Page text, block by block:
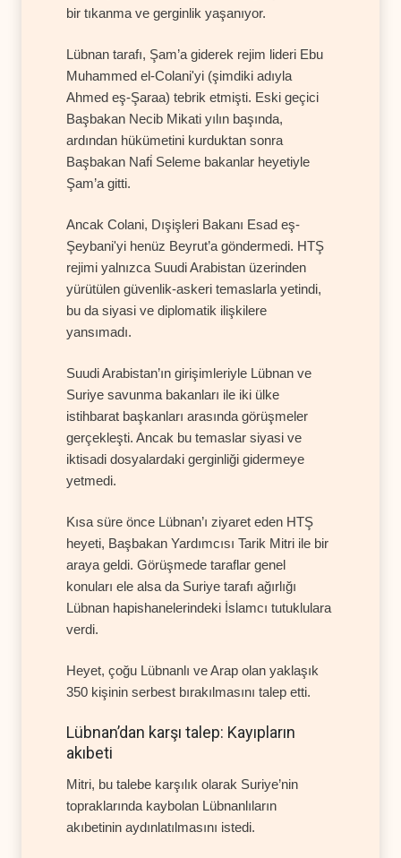
bir tıkanma ve gerginlik yaşanıyor.
Lübnan tarafı, Şam’a giderek rejim lideri Ebu
Muhammed el-Colani'yi (şimdiki adıyla
Ahmed eş-Şaraa) tebrik etmişti. Eski geçici
Başbakan Necib Mikati yılın başında,
ardından hükümetini kurduktan sonra
Başbakan Nafi̇ Seleme bakanlar heyetiyle
Şam’a gitti.
Ancak Colani, Dışişleri Bakanı Esad eş-
Şeybani'yi henüz Beyrut’a göndermedi. HTŞ
rejimi yalnızca Suudi Arabistan üzerinden
yürütülen güvenlik-askeri temaslarla yetindi,
bu da siyasi ve diplomatik ilişkilere
yansımadı.
Suudi Arabistan’ın girişimleriyle Lübnan ve
Suriye savunma bakanları ile iki ülke
istihbarat başkanları arasında görüşmeler
gerçekleşti. Ancak bu temaslar siyasi ve
iktisadi dosyalardaki gerginliği gidermeye
yetmedi.
Kısa süre önce Lübnan’ı ziyaret eden HTŞ
heyeti, Başbakan Yardımcısı Tarik Mitri ile bir
araya geldi. Görüşmede taraflar genel
konuları ele alsa da Suriye tarafı ağırlığı
Lübnan hapishanelerindeki İslamcı tutuklulara
verdi.
Heyet, çoğu Lübnanlı ve Arap olan yaklaşık
350 kişinin serbest bırakılmasını talep etti.
Lübnan’dan karşı talep: Kayıpların
akıbeti
Mitri, bu talebe karşılık olarak Suriye’nin
topraklarında kaybolan Lübnanlıların
akıbetinin aydınlatılmasını istedi.